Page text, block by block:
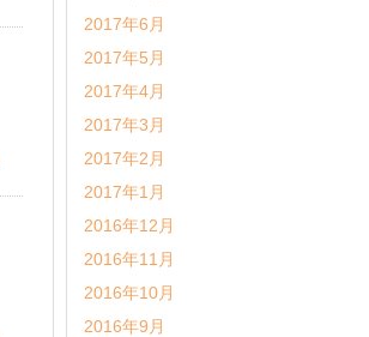
2017年6月
2017年5月
2017年4月
2017年3月
2017年2月
2017年1月
2016年12月
2016年11月
2016年10月
2016年9月